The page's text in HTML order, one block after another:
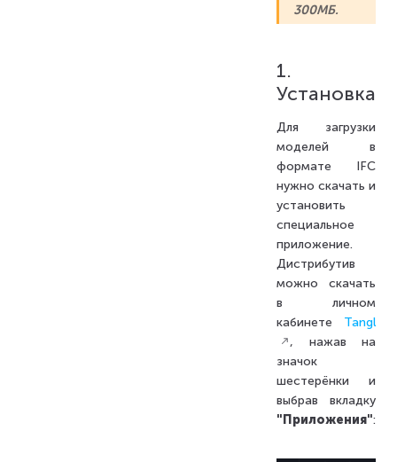
300МБ.
1.
Установка
Для загрузки
моделей в
формате IFC
нужно скачать и
установить
специальное
приложение.
Дистрибутив
можно скачать
в личном
кабинете Tangl
, нажав на
значок
шестерёнки и
выбрав вкладку
"Приложения":